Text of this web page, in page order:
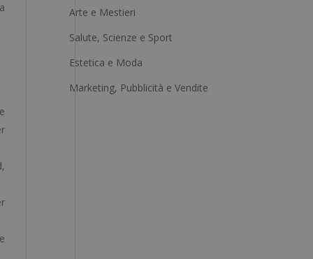
n
a
v
Arte e Mestieri
Salute, Scienze e Sport
Estetica e Moda
Marketing, Pubblicità e Vendite